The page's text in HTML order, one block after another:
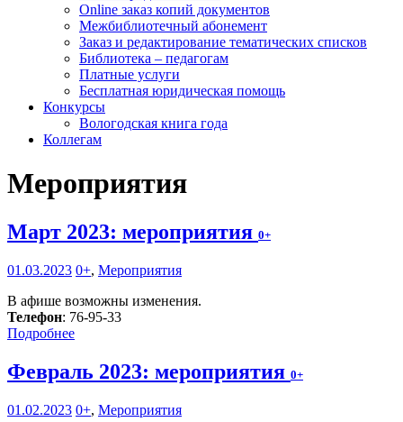
Online заказ копий документов
Межбиблиотечный абонемент
Заказ и редактирование тематических списков
Библиотека – педагогам
Платные услуги
Бесплатная юридическая помощь
Конкурсы
Вологодская книга года
Коллегам
Мероприятия
Март 2023: мероприятия 0+
01.03.2023 0+, Мероприятия
В афише возможны изменения.
Телефон: 76-95-33
Подробнее
Февраль 2023: мероприятия 0+
01.02.2023 0+, Мероприятия